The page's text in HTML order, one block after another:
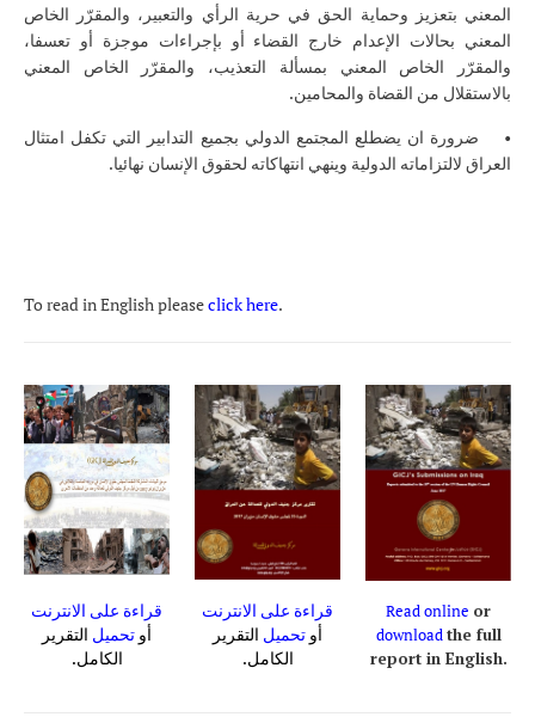
المعني بتعزيز وحماية الحق في حرية الرأي والتعبير، والمقرّر الخاص
المعني بحالات الإعدام خارج القضاء أو بإجراءات موجزة أو تعسفا،
والمقرّر الخاص المعني بمسألة التعذيب، والمقرّر الخاص المعني
بالاستقلال من القضاة والمحامين.
• ضرورة ان يضطلع المجتمع الدولي بجميع التدابير التي تكفل امتثال
العراق لالتزاماته الدولية وينهي انتهاكاته لحقوق الإنسان نهائيا.
To read in English pleaseclick here.
Read online or
downloadthe full
report in English.
قراءة على الانترنت
أو تحميل التقرير
الكامل.
قراءة على الانترنت
أو تحميل التقرير
الكامل.